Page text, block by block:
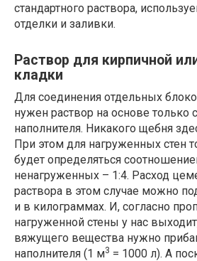
стандартного раствора,
отделки и заливки.
Раствор для кирпичной
кладки
Для соединения отдельных
нужен раствор на основе только
наполнителя. Никакого щебня
При этом для нагруженных стен
будет определяться
ненагруженных – 1:4. Расход
раствора в этом случае можно
и в килограммах. И, согласно
нагруженной стены у нас
вяжущего вещества нужно
наполнителя (1 м3 = 1000 л). А